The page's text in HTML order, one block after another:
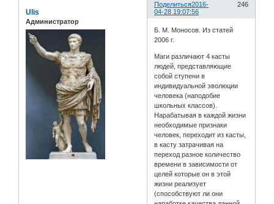
Поделиться 246
2016-
04-28 19:07:56
Ulis
Администратор
Б. М. Моносов. Из статей
2006 г.
Маги различают 4 касты
людей, представляющие
собой ступени в
индивидуальной эволюции
человека (наподобие
школьных классов).
Нарабатывая в каждой жизни
необходимые признаки
человек, переходит из касты,
в касту затрачивая на
переход разное количество
времени в зависимости от
целей которые он в этой
жизни реализует
(способствуют ли они